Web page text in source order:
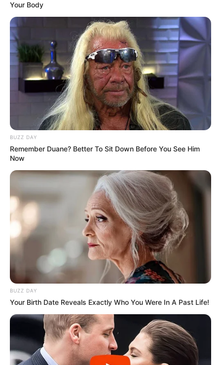
Your Body
BUZZ DAY
Remember Duane? Better To Sit Down Before You See Him
Now
BUZZ DAY
Your Birth Date Reveals Exactly Who You Were In A Past Life!